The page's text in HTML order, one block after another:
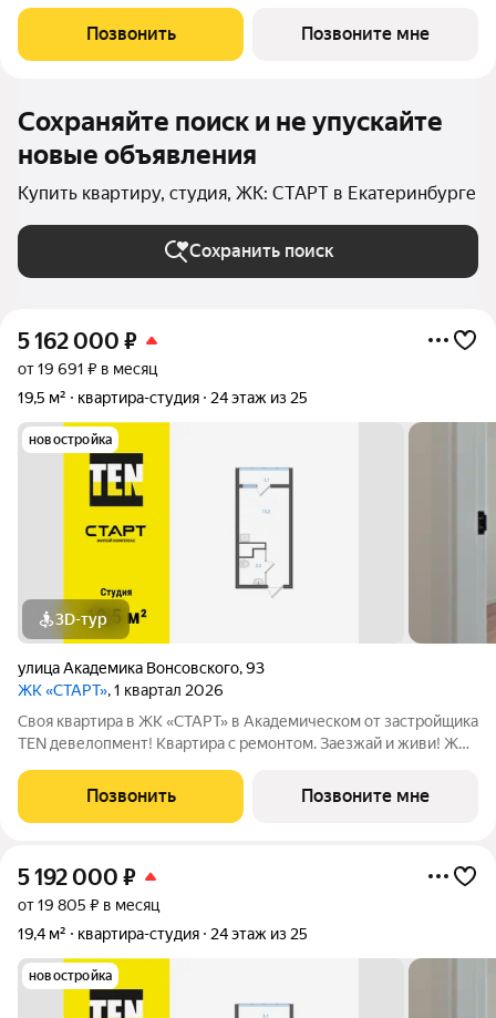
района в границах улиц Вильгельма де Геннина - Краснолесья -
Очеретина -
Позвонить Позвоните мне
Сохраняйте поиск и не упускайте
новые объявления
Купить квартиру, студия, ЖК: СТАРТ в Екатеринбурге
Сохранить поиск
5 162 000 ₽
от 19 691 ₽ в месяц
19,5 м²
квартира-студия 24 этаж из 25
новостройка
3D-тур
улица Академика Вонсовского,93
ЖК «СТАРТ», 1 квартал 2026
Своя квартира в ЖК «СТАРТ» в Академическом от застройщика
TEN девелопмент! Квартира с ремонтом. Заезжай и живи! ЖК
района в границах улиц Вильгельма де Геннина - Краснолесья -
Очеретина -
Позвонить Позвоните мне
5 192 000 ₽
от 19 805 ₽ в месяц
19,4 м²
квартира-студия 24 этаж из 25
новостройка